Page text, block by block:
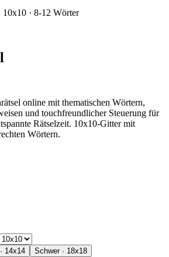
10x10 · 8-12 Wörter
online mit thematischen Wörtern,
und touchfreundlicher Steuerung für
Rätselzeit. 10x10-Gitter mit
Wörtern.
· 14x14 Schwer· 18x18